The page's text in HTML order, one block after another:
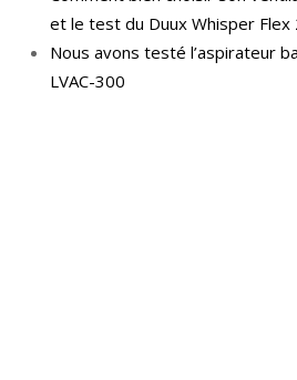
et le test du Duux Whisper Flex
Nous avons testé l’aspirateur
LVAC-300